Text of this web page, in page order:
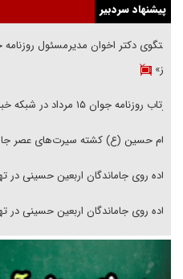
پیشنهاد سردبیر
گفتگوی دکتر اخوان مدیرمسئول روزنامه
هرمز»
بازتاب روزنامه جوان ۱۵ مرداد در شبکه خبر
امام حسین (ع) کشته سیرت‌های عصر
پیاده روی جاماندگان اربعین حسینی در
پیاده روی جاماندگان اربعین حسینی در
فریاد‌ها و ناله‌های دوستان مبارزدلم را